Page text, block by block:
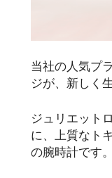
当社の人気プ
ジが、新しく
ジュリエット
に、上質なト
の腕時計です。